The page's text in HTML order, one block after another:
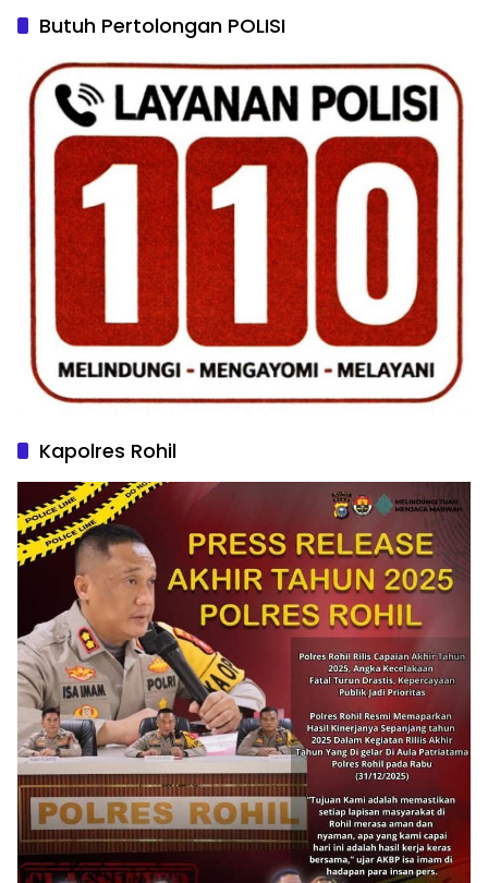
Butuh Pertolongan POLISI
Kapolres Rohil